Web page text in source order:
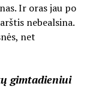
Ir oras jau po
nebealsina.
net
gimtadieniui